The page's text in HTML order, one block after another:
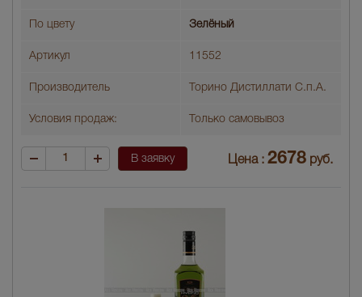
По цвету Зелёный
Артикул 11552
Производитель Торино Дистиллати С.п.А.
Условия продаж: Только самовывоз
В заявку Цена : 2678 руб.